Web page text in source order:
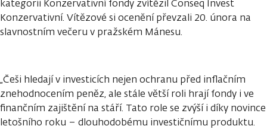
kategorii Konzervativní fondy zvítězil Conseq Invest
Konzervativní. Vítězové si ocenění převzali 20. února na
slavnostním večeru v pražském Mánesu.
„Češi hledají v investicích nejen ochranu před inflačním
znehodnocením peněz, ale stále větší roli hrají fondy i ve
finančním zajištění na stáří. Tato role se zvýší i díky novince
letošního roku – dlouhodobému investičnímu produktu.